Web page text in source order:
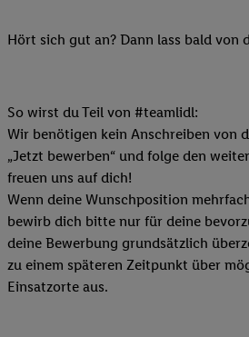
Hört sich gut an? Dann lass bald von
So wirst du Teil von #teamlidl:
Wir benötigen kein Anschreiben von
„Jetzt bewerben“ und folge den
freuen uns auf dich!
Wenn deine Wunschposition
bewirb dich bitte nur für deine
deine Bewerbung grundsätzlich
zu einem späteren Zeitpunkt über
Einsatzorte aus.